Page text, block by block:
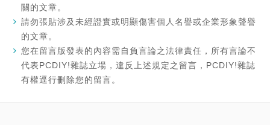
關的文章。
請勿張貼涉及未經證實或明顯傷害個人名譽或企業形象聲譽
的文章。
您在留言版發表的內容需自負言論之法律責任，所有言論不
代表PCDIY!雜誌立場，違反上述規定之留言，PCDIY!雜誌
有權逕行刪除您的留言。